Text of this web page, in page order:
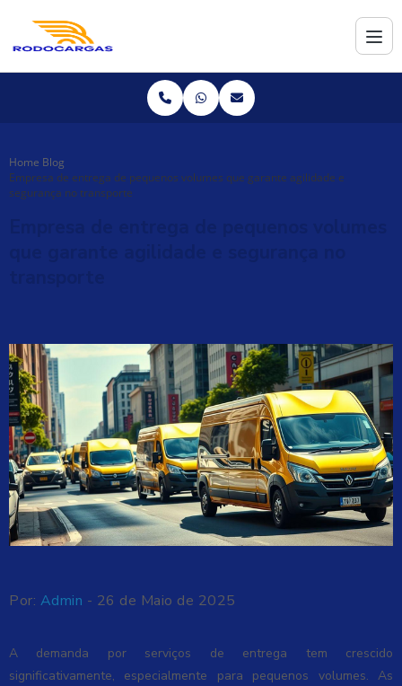
Home Blog
Empresa de entrega de pequenos volumes que garante agilidade e
segurança no transporte
Por: Admin - 26 de Maio de 2025
A demanda por serviços de entrega tem crescido
significativamente, especialmente para pequenos volumes. As